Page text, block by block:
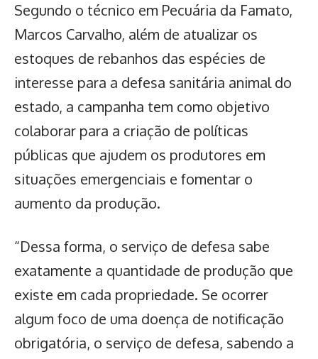
Segundo o técnico em Pecuária da Famato,
Marcos Carvalho, além de atualizar os
estoques de rebanhos das espécies de
interesse para a defesa sanitária animal do
estado, a campanha tem como objetivo
colaborar para a criação de políticas
públicas que ajudem os produtores em
situações emergenciais e fomentar o
aumento da produção.
“Dessa forma, o serviço de defesa sabe
exatamente a quantidade de produção que
existe em cada propriedade. Se ocorrer
algum foco de uma doença de notificação
obrigatória, o serviço de defesa, sabendo a